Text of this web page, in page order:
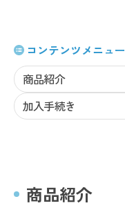
コンテンツメニュー
商品紹介
加入手続き
商品紹介